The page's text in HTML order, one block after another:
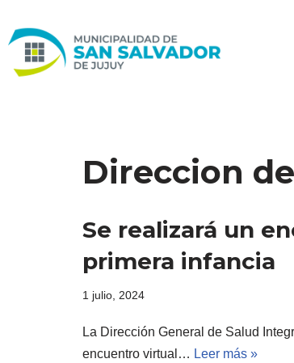
Ir
al
Direccion
Se realizará un
primera infancia
1 julio, 2024
La Dirección General de Salud
encuentro virtual… Leer más »